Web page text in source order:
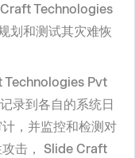
Technologies
划和测试其灾难恢
Technologies Pvt
录到各自的系统日
，并监控和检测对
击， Slide Craft